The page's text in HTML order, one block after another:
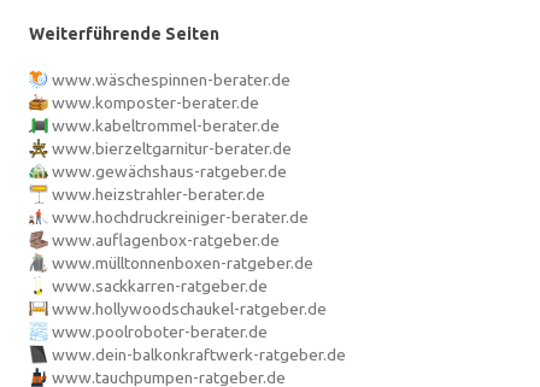
Weiterführende Seiten
www.wäschespinnen-berater.de
www.komposter-berater.de
www.kabeltrommel-berater.de
www.bierzeltgarnitur-berater.de
www.gewächshaus-ratgeber.de
www.heizstrahler-berater.de
www.hochdruckreiniger-berater.de
www.auflagenbox-ratgeber.de
www.mülltonnenboxen-ratgeber.de
www.sackkarren-ratgeber.de
www.hollywoodschaukel-ratgeber.de
www.poolroboter-berater.de
www.dein-balkonkraftwerk-ratgeber.de
www.tauchpumpen-ratgeber.de